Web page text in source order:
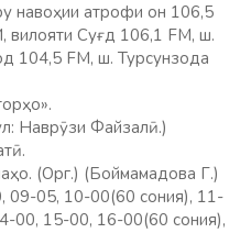
навоҳии атрофи он 106,5
вилояти Суғд 106,1 FM, ш.
104,5 FM, ш. Турсунзода
Наврӯзи Файзалӣ.)
(Орг.) (Боймамадова Г.)
09-05, 10-00(60 сония), 11-
00, 15-00, 16-00(60 сония),